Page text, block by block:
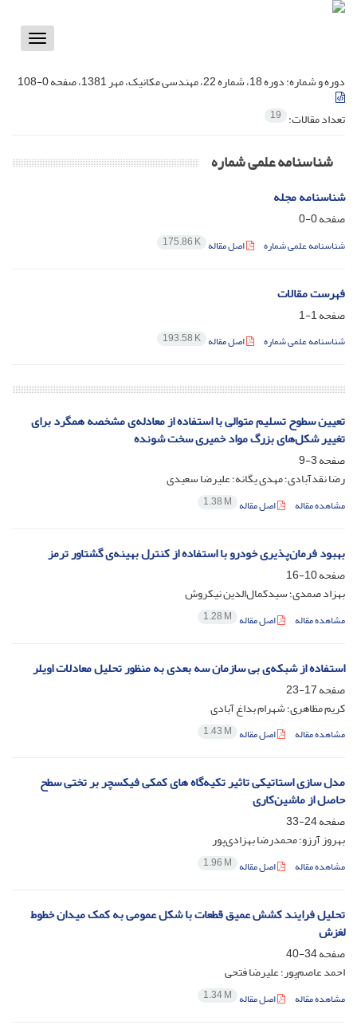
Toggle
دوره و شماره:دوره 18، شماره 22، مهندسی مکانیک، مهر 1381، صفحه 0-108
تعداد مقالات: 19
شناسنامه علمی شماره
شناسنامه مجله
صفحه0-0
شناسنامه علمی شماره اصل مقاله 175.86 K
فهرست مقالات
صفحه1-1
شناسنامه علمی شماره اصل مقاله 193.58 K
تعیین سطوح تسلیم متوالی با استفاده از معادله‌ی مشخصه همگرد برای
تغییر شکل‌های بزرگ مواد خمیری سخت شونده
صفحه3-9
رضا نقد‌آبادی؛ مهدی یگانه؛ علیرضا سعیدی
مشاهده مقاله اصل مقاله 1.38 M
بهبود فرمان‌پذیری خودرو با استفاده از کنترل بهینه‌ی گشتاور ترمز
صفحه10-16
بهزاد صمدی؛ سیدکمال‌الدین نیکروش
مشاهده مقاله اصل مقاله 1.28 M
استفاده از شبکه‌ی بی سازمان سه‌ بعدی به منظور تحلیل معادلات اویلر
صفحه17-23
کریم مظاهری؛ شهرام بداغ آبادی
مشاهده مقاله اصل مقاله 1.43 M
مدل‌ سازی استاتیکی تاثیر تکیه‌گاه های کمکی فیکسچر بر تختی سطح
حاصل از ماشین‌کاری
صفحه24-33
بهروز آرزو؛ محمدرضا بهزادی‌‌پور
مشاهده مقاله اصل مقاله 1.96 M
تحلیل فرایند کشش عمیق قطعات با شکل عمومی به کمک میدان خطوط
لغزش
صفحه34-40
احمد عاصم‌پور؛ علیرضا فتحی
مشاهده مقاله اصل مقاله 1.34 M